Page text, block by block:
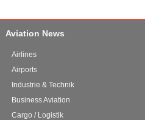
Aviation News
Airlines
Airports
Industrie & Technik
Business Aviation
Cargo / Logistik